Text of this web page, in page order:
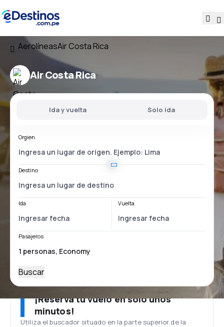
AerolíneasAir Costa Rica
Air Costa Rica
Ida y vuelta Solo ida
Orgien
Destino
Ida Vuelta
Pasajeros
Buscar
¡Reserva tu vuelo en solo unos
minutos!
Utiliza el buscador situado en la parte superior de la